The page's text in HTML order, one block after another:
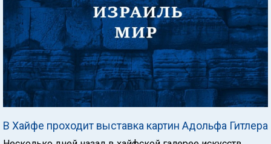
В Хайфе проходит выставка картин Адольфа Гитлера